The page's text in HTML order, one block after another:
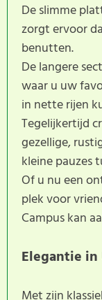
De slimme
zorgt ervoor
benutten.
De langere
waar u uw
in nette rijen
Tegelijkertijd
gezellige,
kleine pauzes
Of u nu een
plek voor
Campus kan
Elegantie in